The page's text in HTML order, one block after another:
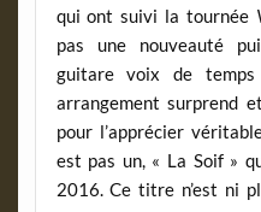
qui ont suivi la tournée
pas une nouveauté
guitare voix de
arrangement surprend
pour l’apprécier
est pas un, « La Soif »
2016. Ce titre n’est ni